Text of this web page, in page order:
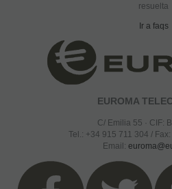
resuelta
Ir a faqs
EUROMA
C/ Emilia 55 · CIF:
Tel.: +34 915 711 304 /
Email: